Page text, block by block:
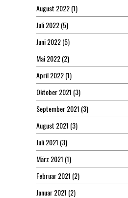
August 2022(1)
Juli 2022(5)
Juni 2022(5)
Mai 2022(2)
April 2022(1)
Oktober 2021 (3)
September 2021 (3)
August 2021 (3)
Juli 2021 (3)
März 2021 (1)
Februar 2021 (2)
Januar 2021 (2)